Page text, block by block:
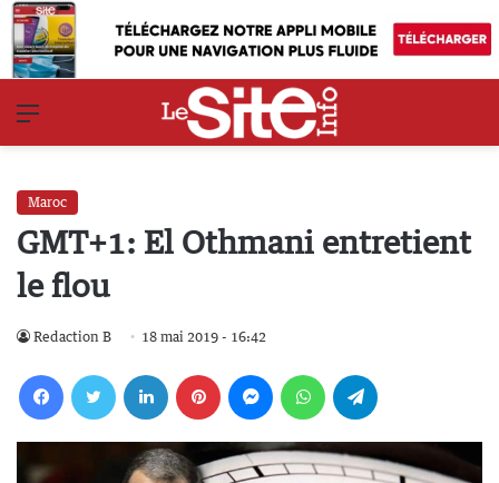
Maroc
GMT+1: El Othmani entretient
le flou
Redaction B 18 mai 2019 - 16:42